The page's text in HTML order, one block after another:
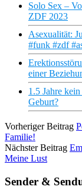
Solo Sex –
ZDF 2023
Asexualität:
#funk #zdf
einer
1.5 Jahre
Geburt?
Vorheriger Beitrag
Familie!
Nächster Beitrag
Meine Lust
Sender &